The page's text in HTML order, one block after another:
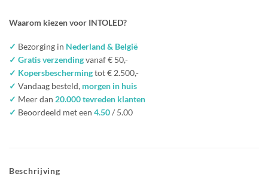
Waarom kiezen voor INTOLED?
✓ Bezorging in Nederland & België
✓ Gratis verzendingvanaf € 50,-
✓ Kopersbeschermingtot € 2.500,-
✓ Vandaag besteld, morgen in huis
✓ Meer dan 20.000 tevreden klanten
✓ Beoordeeld met een 4.50/ 5.00
Beschrijving